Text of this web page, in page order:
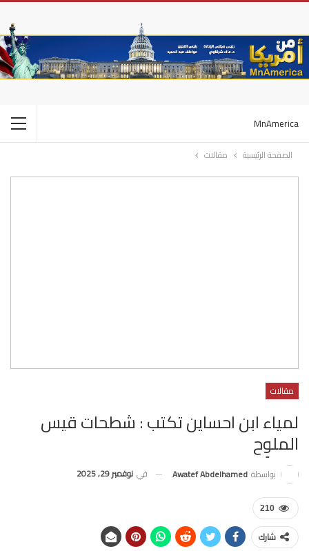
MnAmerica
الصفحة الرئيسية مقالات
مقالات
لمياء ابن احساين تكتب : شطحات قيس
الملوٍح
بواسطة Awatef Abdelhamed في نوفمبر 29, 2025
210
شارك